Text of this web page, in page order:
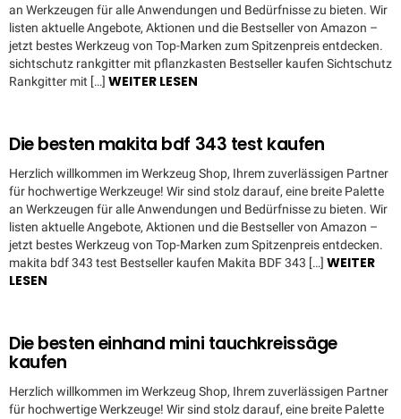
an Werkzeugen für alle Anwendungen und Bedürfnisse zu bieten. Wir
listen aktuelle Angebote, Aktionen und die Bestseller von Amazon –
jetzt bestes Werkzeug von Top-Marken zum Spitzenpreis entdecken.
sichtschutz rankgitter mit pflanzkasten Bestseller kaufen Sichtschutz
Rankgitter mit […] WEITER LESEN
Die besten makita bdf 343 test kaufen
Herzlich willkommen im Werkzeug Shop, Ihrem zuverlässigen Partner
für hochwertige Werkzeuge! Wir sind stolz darauf, eine breite Palette
an Werkzeugen für alle Anwendungen und Bedürfnisse zu bieten. Wir
listen aktuelle Angebote, Aktionen und die Bestseller von Amazon –
jetzt bestes Werkzeug von Top-Marken zum Spitzenpreis entdecken.
makita bdf 343 test Bestseller kaufen Makita BDF 343 […] WEITER
LESEN
Die besten einhand mini tauchkreissäge
kaufen
Herzlich willkommen im Werkzeug Shop, Ihrem zuverlässigen Partner
für hochwertige Werkzeuge! Wir sind stolz darauf, eine breite Palette